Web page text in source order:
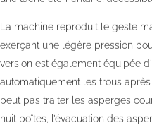
La machine reproduit le geste
exerçant une légère pression
version est également équipée
automatiquement les trous
peut pas traiter les asperges
huit boîtes, l’évacuation des